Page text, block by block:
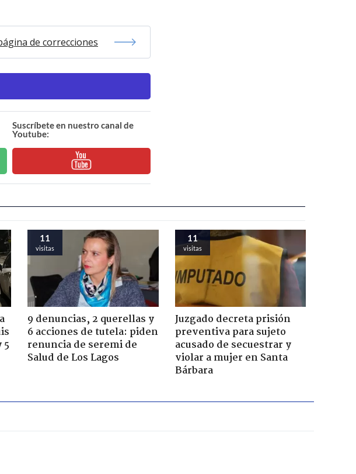
de correcciones
Suscríbete en nuestro canal de
Youtube:
5
11
visitas
9 denuncias, 2 querellas y
6 acciones de tutela: piden
renuncia de seremi de
Salud de Los Lagos
11
visitas
Juzgado decreta prisión
preventiva para sujeto
acusado de secuestrar y
violar a mujer en Santa
Bárbara